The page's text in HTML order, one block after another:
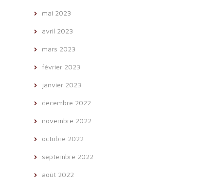
mai 2023
avril 2023
mars 2023
février 2023
janvier 2023
décembre 2022
novembre 2022
octobre 2022
septembre 2022
août 2022